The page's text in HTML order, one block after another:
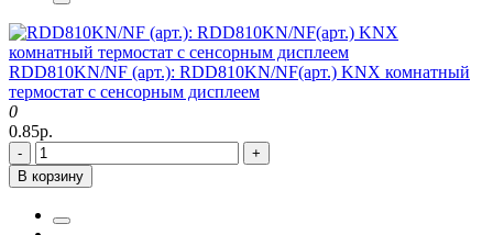
RDD810KN/NF (арт.): RDD810KN/NF(арт.) KNX комнатный
термостат с сенсорным дисплеем
0
0.85р.
-
+
В корзину